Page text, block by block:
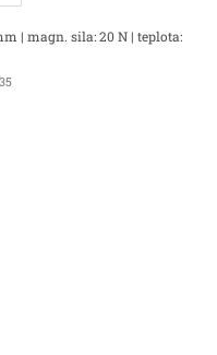
| magn. sila: 20 N | teplota: